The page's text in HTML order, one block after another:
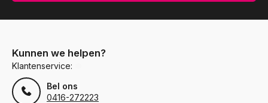
Kunnen we helpen?
Klantenservice:
Bel ons
0416-272223